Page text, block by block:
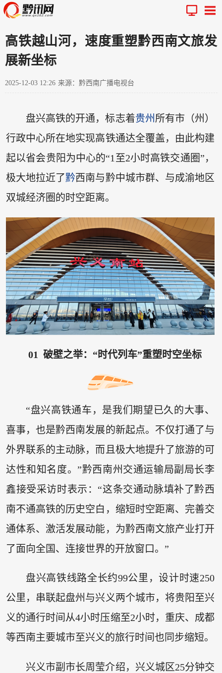
高铁越山河，速度重塑黔西南文旅发
展新坐标
2025-12-03 12:26 来源：黔西南广播电视台
盘兴高铁的开通，标志着贵州 所有市（州）
行政中心所在地实现高铁通达全覆盖，由此构建
起以省会贵阳为中心的“1至2小时高铁交通圈”，
极大地拉近了黔西南与黔中城市群、与成渝地区
双城经济圈的时空距离。
01 破壁之举：“时代列车”重塑时空坐标
“盘兴高铁通车，是我们期望已久的大事、
喜事，也是黔西南发展的新起点。不仅打通了与
外界联系的主动脉，而且极大地提升了旅游的可
达性和知名度。”黔西南州交通运输局副局长李
鑫接受采访时表示：“这条交通动脉填补了黔西
南不通高铁的历史空白，缩短时空距离、完善交
通体系、激活发展动能，为黔西南文旅产业打开
了面向全国、连接世界的开放窗口。”
盘兴高铁线路全长约99公里，设计时速250
公里，串联起盘州与兴义两个城市，将贵阳至兴
义的通行时间从4小时压缩至2小时，重庆、成都
等西南主要城市至兴义的旅行时间也同步缩短。
兴义市副市长周莹介绍，兴义城区25分钟交